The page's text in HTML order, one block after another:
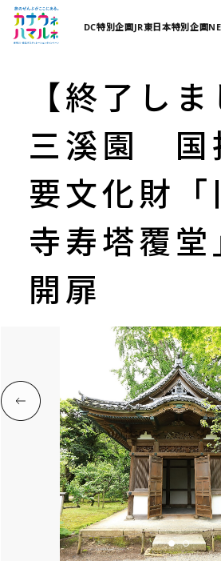
DC特別企画JR東日本特別企画
【終了しま
三溪園 国
要文化財「
寺寿塔覆堂
開扉